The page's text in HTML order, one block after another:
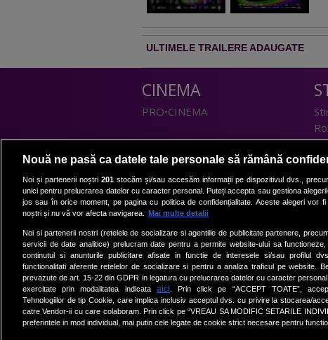
ULTIMELE TRAILERE ADAUGATE
CINEMA
PRO•CINEMA
DIVERTISMENT
PRO•TV
Romanii au talent
Vocea Romaniei
Las Fierbinti
La Maruta
Apropo TV
I
Nouă ne pasă ca datele tale personale să rămână
Noi și partenerii noștri 201stocăm și/sau accesăm informații pe dispozitivul dvs.,
unici pentru prelucrarea datelor cu caracter personal. Puteți accepta sau gestiona
jos sau în orice moment, pe pagina cu politica de confidențialitate. Aceste alegeri vor
noștri și nu vă vor afecta navigarea.
Mai multe detalii
Noi si partenerii nostri (retelele de socializare si agentiile de publicitate partenere,
servicii de date analitice) prelucram date pentru a permite website-ului sa
continutul si anunturile publicitare afisate in functie de interesele si/sau profilul
functionalitati aferente retelelor de socializare si pentru a analiza traficul pe website.
prevazute de art. 15-22 din GDPR in legatura cu prelucrarea datelor cu caracter
exercitate prin modalitatea indicata aici . Prin click pe “ACCEPT TOATE”,
Tehnologiilor de tip Cookie, care implica inclusiv acceptul dvs. cu privire la stocarea/
catre Vendor-ii cu care colaboram. Prin click pe “VREAU SA MODIFIC SETARILE
preferintele in mod individual, mai putin cele legate de cookie strict necesare pentru